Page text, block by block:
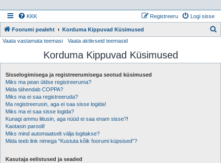
KKK Logi sisse
Registreeru
Foorumi pealeht Korduma Kippuvad Küsimused
i
Vaata vastamata teemasi Vaata aktiivseid teemasid
Korduma Kippuvad Küsimused
Sisselogimisega ja registreerumisega seotud küsimused
Miks ma pean üldse registreeruma?
Mida tähendab COPPA?
Miks ma ei saa registreeruda?
Ma registreerusin, aga ei saa sisse logida!
Miks ma ei saa sisse logida?
Kunagi ammu liitusin, aga nüüd ei saa enam sisse?!
Kaotasin parooli!
Miks mind automaatselt välja logitakse?
Mida teeb link nimega “Kustuta kõik foorumi küpsised”?
Kasutaja eelistused ja seaded